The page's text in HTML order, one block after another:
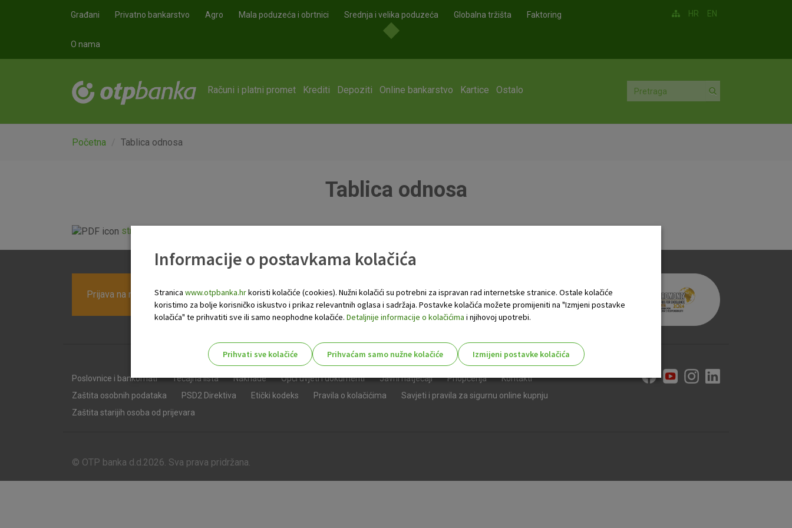
Građani Privatno bankarstvo Agro Mala poduzeća i obrtnici Srednja i velika poduzeća Globalna tržišta Faktoring
O nama
HR EN
Računi i platni promet Krediti Depoziti Online bankarstvo Kartice Ostalo
Početna Tablica odnosa
Tablica odnosa
struktura_kupaca_i_dobavljaca_.pdf
Prijava na newsletter OTP banke
Poslovnice i bankomati Tečajna lista Naknade Opći uvjeti i dokumenti Javni natječaji Priopćenja
Kontakti
Zaštita osobnih podataka
PSD2 Direktiva Etički kodeks Pravila o kolačićima
Savjeti i pravila za sigurnu online kupnju
Zaštita starijih osoba od prijevara
© OTP banka d.d.2026. Sva prava pridržana.
Informacije o postavkama kolačića
Stranica www.otpbanka.hrkoristi kolačiće (cookies). Nužni kolačići su potrebni za ispravan rad internetske stranice. Ostale kolačiće
koristimo za bolje korisničko iskustvo i prikaz relevantnih oglasa i sadržaja. Postavke kolačića možete promijeniti na "Izmjeni postavke
kolačića" te prihvatiti sve ili samo neophodne kolačiće. Detaljnije informacije o kolačićima i njihovoj upotrebi.
Prihvati sve kolačiće Prihvaćam samo nužne kolačiće
Izmijeni postavke kolačića